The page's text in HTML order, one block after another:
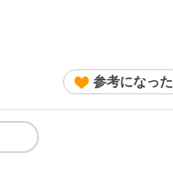
参考になった